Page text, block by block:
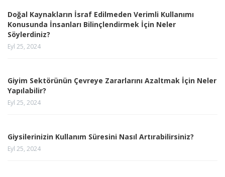
Doğal Kaynakların İsraf Edilmeden Verimli Kullanımı
Konusunda İnsanları Bilinçlendirmek İçin Neler
Söylerdiniz?
Eyl 25, 2024
Giyim Sektörünün Çevreye Zararlarını Azaltmak İçin Neler
Yapılabilir?
Eyl 25, 2024
Giysilerinizin Kullanım Süresini Nasıl Artırabilirsiniz?
Eyl 25, 2024